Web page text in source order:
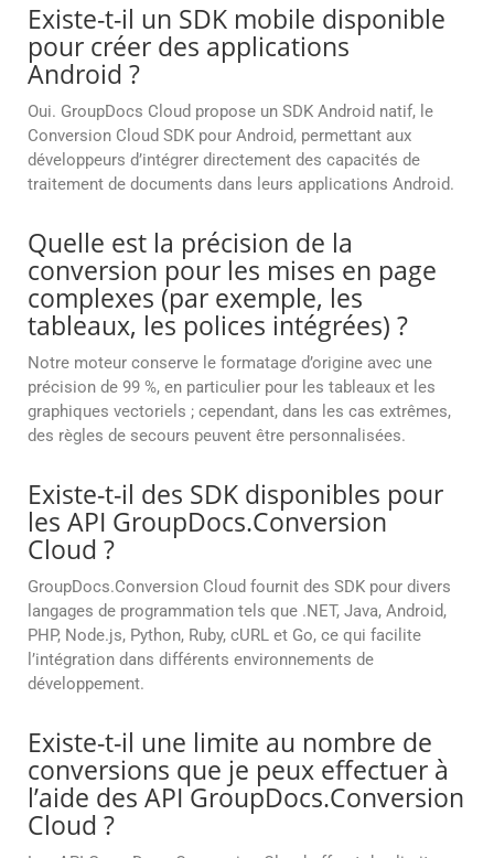
Existe-t-il un SDK mobile disponible
pour créer des applications
Android ?
Oui. GroupDocs Cloud propose un SDK Android natif, le
Conversion Cloud SDK pour Android, permettant aux
développeurs d’intégrer directement des capacités de
traitement de documents dans leurs applications Android.
Quelle est la précision de la
conversion pour les mises en page
complexes (par exemple, les
tableaux, les polices intégrées) ?
Notre moteur conserve le formatage d’origine avec une
précision de 99 %, en particulier pour les tableaux et les
graphiques vectoriels ; cependant, dans les cas extrêmes,
des règles de secours peuvent être personnalisées.
Existe-t-il des SDK disponibles pour
les API GroupDocs.Conversion
Cloud ?
GroupDocs.Conversion Cloud fournit des SDK pour divers
langages de programmation tels que .NET, Java, Android,
PHP, Node.js, Python, Ruby, cURL et Go, ce qui facilite
l’intégration dans différents environnements de
développement.
Existe-t-il une limite au nombre de
conversions que je peux effectuer à
l’aide des API GroupDocs.Conversion
Cloud ?